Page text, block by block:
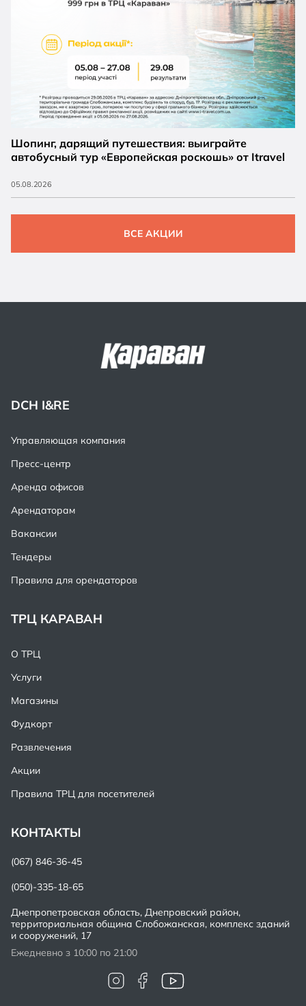
Шопинг, дарящий путешествия: выиграйте
автобусный тур «Европейская роскошь» от Itravel
05.08.2026
ВСЕ АКЦИИ
DCH I&RE
Управляющая компания
Пресс-центр
Аренда офисов
Арендаторам
Вакансии
Тендеры
Правила для орендаторов
ТРЦ КАРАВАН
О ТРЦ
Услуги
Магазины
Фудкорт
Развлечения
Акции
Правила ТРЦ для посетителей
КОНТАКТЫ
(067) 846-36-45
(050)-335-18-65
Днепропетровская область, Днепровский район,
территориальная община Слобожанская, комплекс зданий
и сооружений, 17
Ежедневно з 10:00 по 21:00